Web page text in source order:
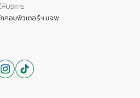
บริการ
คอมพิวเตอร์ฯ มจพ.